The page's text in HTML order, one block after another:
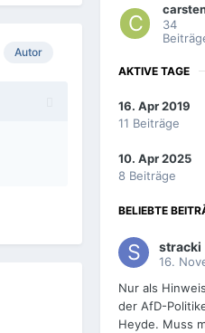
Autor
34
AKTIVE TAGE
16. Apr 2019
11 Beiträge
10. Apr 2025
8 Beiträge
BELIEBTE
stracki
16.
Nur als
der AfD-
Heyde. Muss